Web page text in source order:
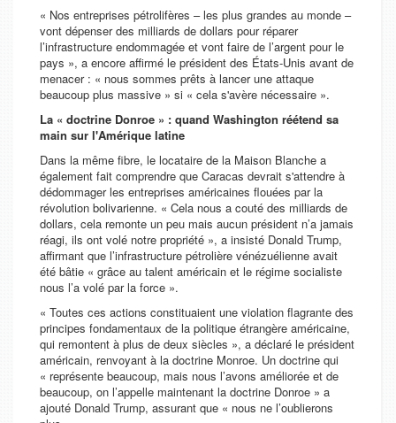
« Nos entreprises pétrolifères – les plus grandes au monde –
vont dépenser des milliards de dollars pour réparer
l’infrastructure endommagée et vont faire de l’argent pour le
pays », a encore affirmé le président des États-Unis avant de
menacer : « nous sommes prêts à lancer une attaque
beaucoup plus massive » si « cela s'avère nécessaire ».
La « doctrine Donroe » : quand Washington réétend sa
main sur l'Amérique latine
Dans la même fibre, le locataire de la Maison Blanche a
également fait comprendre que Caracas devrait s'attendre à
dédommager les entreprises américaines flouées par la
révolution bolivarienne. « Cela nous a couté des milliards de
dollars, cela remonte un peu mais aucun président n’a jamais
réagi, ils ont volé notre propriété », a insisté Donald Trump,
affirmant que l’infrastructure pétrolière vénézuélienne avait
été bâtie « grâce au talent américain et le régime socialiste
nous l’a volé par la force ».
« Toutes ces actions constituaient une violation flagrante des
principes fondamentaux de la politique étrangère américaine,
qui remontent à plus de deux siècles », a déclaré le président
américain, renvoyant à la doctrine Monroe. Un doctrine qui
« représente beaucoup, mais nous l’avons améliorée et de
beaucoup, on l’appelle maintenant la doctrine Donroe » a
ajouté Donald Trump, assurant que « nous ne l’oublierons